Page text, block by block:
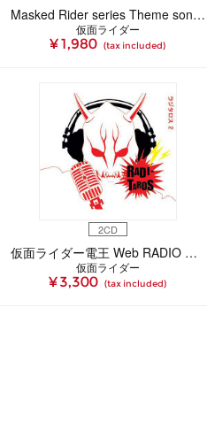
Masked Rider series Theme song Re-Product CD SONG ATTACK RIDE First featuring KUUGA KIVA RYUKI
仮面ライダー
¥ 1,980 (tax included)
2CD
仮面ライダー電王 Web RADIO 『ラジタロス』 2
仮面ライダー
¥ 3,300 (tax included)